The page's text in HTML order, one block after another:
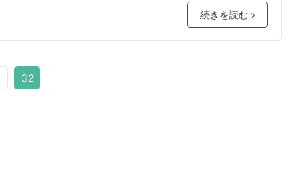
続きを読む
32